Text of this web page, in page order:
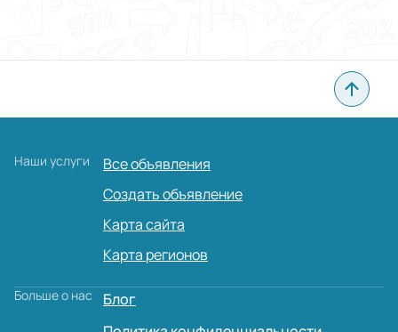
Наши услуги
Все объявления
Создать объявление
Карта сайта
Карта регионов
Больше о нас
Блог